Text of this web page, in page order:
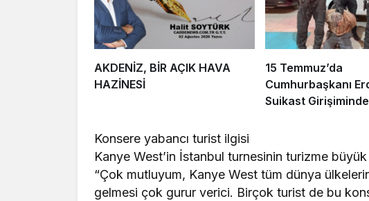
AKDENİZ, BİR AÇIK HAVA
HAZİNESİ
15 Temmuz’da
Cumhurbaşkanı
Suikast
Konsere yabancı turist ilgisi
Kanye West’in İstanbul turnesinin turizme büyük
“Çok mutluyum, Kanye West tüm dünya
gelmesi çok gurur verici. Birçok turist de bu